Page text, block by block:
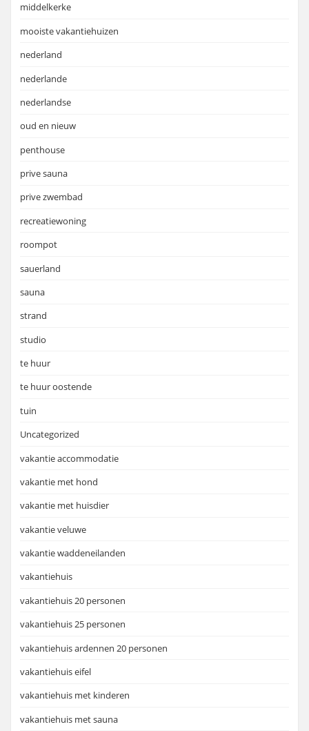
middelkerke
mooiste vakantiehuizen
nederland
nederlande
nederlandse
oud en nieuw
penthouse
prive sauna
prive zwembad
recreatiewoning
roompot
sauerland
sauna
strand
studio
te huur
te huur oostende
tuin
Uncategorized
vakantie accommodatie
vakantie met hond
vakantie met huisdier
vakantie veluwe
vakantie waddeneilanden
vakantiehuis
vakantiehuis 20 personen
vakantiehuis 25 personen
vakantiehuis ardennen 20 personen
vakantiehuis eifel
vakantiehuis met kinderen
vakantiehuis met sauna